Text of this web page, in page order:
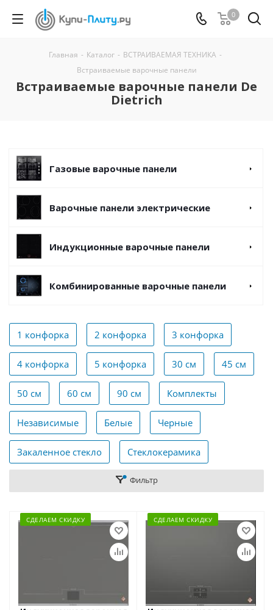
0
Главная - Каталог - ВСТРАИВАЕМАЯ ТЕХНИКА -
Встраиваемые варочные панели
Встраиваемые варочные панели De
Dietrich
Газовые варочные панели
Варочные панели электрические
Индукционные варочные панели
Комбинированные варочные панели
1 конфорка 2 конфорка 3 конфорка
4 конфорка 5 конфорка 30 см 45 см
50 см 60 см 90 см Комплекты
Независимые Белые Черные
Закаленное стекло Стеклокерамика
Фильтр
СДЕЛАЕМ СКИДКУ СДЕЛАЕМ СКИДКУ